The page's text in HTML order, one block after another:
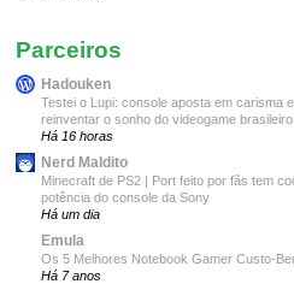
Parceiros
Hadouken
Testei o Lupi: console aposta em carisma
reinventar o sonho do videogame brasileiro
Há 16 horas
Nerd Maldito
Minecraft de PS2 | Port feito por fãs tem
potência do console da Sony
Há um dia
Emula
Os 5 Melhores Notebook Gamer Custo-
Há 7 anos